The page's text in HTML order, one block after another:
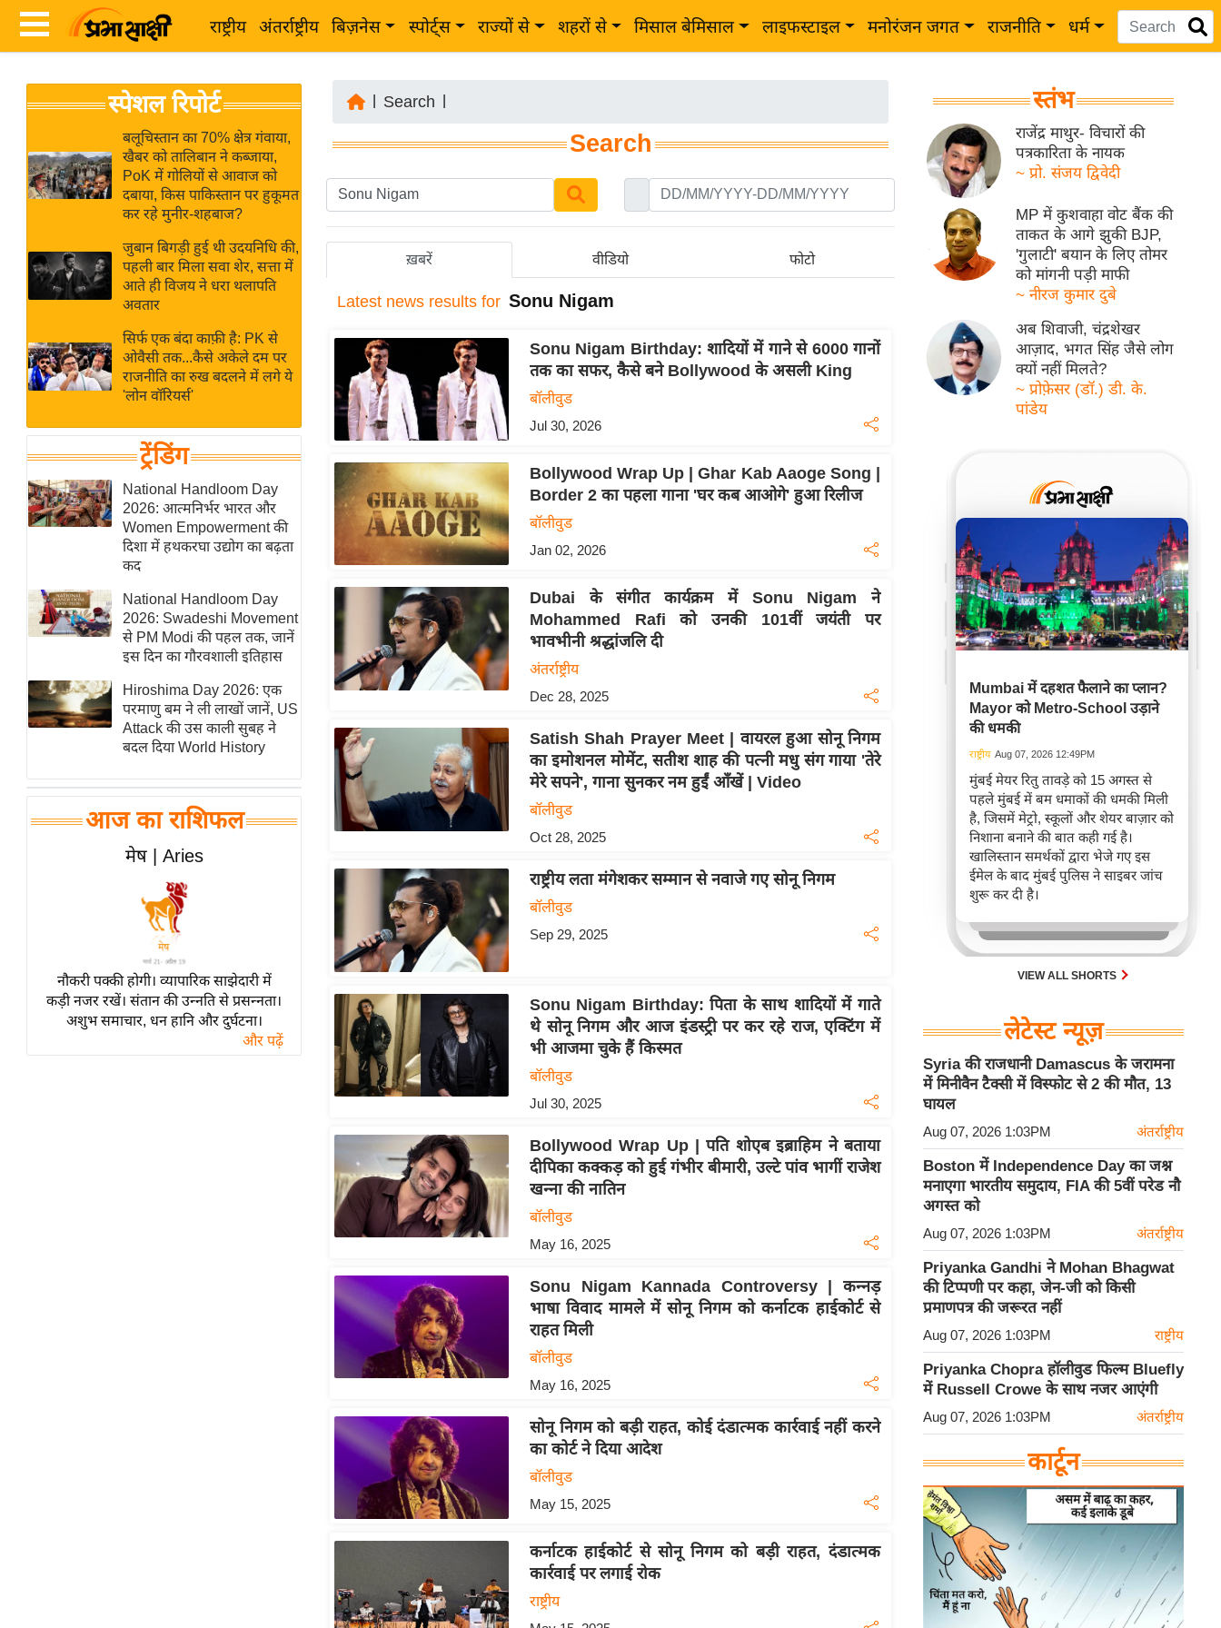
राष्ट्रीय अंतर्राष्ट्रीय बिज़नेस स्पोर्ट्स राज्यों से शहरों से मिसाल बेमिसाल लाइफस्टाइल मनोरंजन जगत राजनीति धर्म
News
Hindi
Hindi
Live
News in
Hindi
News
Hindi
Videos
ब
र
अंतर्राष्ट्रीय
बिज़नेस
उद्योग
विशेषज्ञ
राय
खेल
क्रिकेट
IPL
2026
मिसाल बेमिसाल
शख्सियत
यंग इंडिया
साहित्य जगत
ऑटो वर्ल्ड
न्यूज ब्रीफ
बॉलीवुड
हॉलीवुड
फिल्म समीक्षा
लाइफस्टाइल
टेक्नॉलॉजी
ब्यूटी/फैशन
घरेलू नुस्खे
स्पेशल रिपोर्ट
बलूचिस्तान का 70% क्षेत्र गंवाया,
खैबर को तालिबान ने कब्जाया,
PoK में गोलियों से आवाज को
दबाया, किस पाकिस्तान पर हुकूमत
कर रहे मुनीर-शहबाज?
जुबान बिगड़ी हुई थी उदयनिधि की,
पहली बार मिला सवा शेर, सत्ता में
आते ही विजय ने धरा थलापति
अवतार
सिर्फ एक बंदा काफ़ी है: PK से
ओवैसी तक...कैसे अकेले दम पर
राजनीति का रुख बदलने में लगे ये
'लोन वॉरियर्स'
ट्रेंडिंग
National Handloom Day
2026: आत्मनिर्भर भारत और
Women Empowerment की
दिशा में हथकरघा उद्योग का बढ़ता
कद
National Handloom Day
2026: Swadeshi Movement
से PM Modi की पहल तक, जानें
इस दिन का गौरवशाली इतिहास
Hiroshima Day 2026: एक
परमाणु बम ने ली लाखों जानें, US
Attack की उस काली सुबह ने
बदल दिया World History
आज का राशिफल
मेष | Aries
नौकरी पक्की होगी। व्यापारिक साझेदारी में
कड़ी नजर रखें। संतान की उन्नति से प्रसन्नता।
अशुभ समाचार, धन हानि और दुर्घटना।
और पढ़ें
Search
Search
ख़बरें वीडियो फोटो
Latest news results for Sonu Nigam
Sonu Nigam Birthday: शादियों में गाने से 6000 गानों
तक का सफर, कैसे बने Bollywood के असली King
बॉलीवुड
Jul 30, 2026
Bollywood Wrap Up | Ghar Kab Aaoge Song |
Border 2 का पहला गाना 'घर कब आओगे' हुआ रिलीज
बॉलीवुड
Jan 02, 2026
Dubai के संगीत कार्यक्रम में Sonu Nigam ने
Mohammed Rafi को उनकी 101वीं जयंती पर
भावभीनी श्रद्धांजलि दी
अंतर्राष्ट्रीय
Dec 28, 2025
Satish Shah Prayer Meet | वायरल हुआ सोनू निगम
का इमोशनल मोमेंट, सतीश शाह की पत्नी मधु संग गाया 'तेरे
मेरे सपने', गाना सुनकर नम हुईं आँखें | Video
बॉलीवुड
Oct 28, 2025
राष्ट्रीय लता मंगेशकर सम्मान से नवाजे गए सोनू निगम
बॉलीवुड
Sep 29, 2025
Sonu Nigam Birthday: पिता के साथ शादियों में गाते
थे सोनू निगम और आज इंडस्ट्री पर कर रहे राज, एक्टिंग में
भी आजमा चुके हैं किस्मत
बॉलीवुड
Jul 30, 2025
Bollywood Wrap Up | पति शोएब इब्राहिम ने बताया
दीपिका कक्कड़ को हुई गंभीर बीमारी, उल्टे पांव भागीं राजेश
खन्ना की नातिन
बॉलीवुड
May 16, 2025
Sonu Nigam Kannada Controversy | कन्नड़
भाषा विवाद मामले में सोनू निगम को कर्नाटक हाईकोर्ट से
राहत मिली
बॉलीवुड
May 16, 2025
सोनू निगम को बड़ी राहत, कोई दंडात्मक कार्रवाई नहीं करने
का कोर्ट ने दिया आदेश
बॉलीवुड
May 15, 2025
कर्नाटक हाईकोर्ट से सोनू निगम को बड़ी राहत, दंडात्मक
कार्रवाई पर लगाई रोक
राष्ट्रीय
स्तंभ
राजेंद्र माथुर- विचारों की
पत्रकारिता के नायक
~ प्रो. संजय द्विवेदी
MP में कुशवाहा वोट बैंक की
ताकत के आगे झुकी BJP,
'गुलाटी' बयान के लिए तोमर
को मांगनी पड़ी माफी
~ नीरज कुमार दुबे
अब शिवाजी, चंद्रशेखर
आज़ाद, भगत सिंह जैसे लोग
क्यों नहीं मिलते?
~ प्रोफ़ेसर (डॉ.) डी. के.
पांडेय
Mumbai में दहशत फैलाने का प्लान?
Mayor को Metro-School उड़ाने
की धमकी
राष्ट्रीय Aug 07, 2026 12:49PM
मुंबई मेयर रितु तावड़े को 15 अगस्त से
पहले मुंबई में बम धमाकों की धमकी मिली
है, जिसमें मेट्रो, स्कूलों और शेयर बाज़ार को
निशाना बनाने की बात कही गई है।
खालिस्तान समर्थकों द्वारा भेजे गए इस
ईमेल के बाद मुंबई पुलिस ने साइबर जांच
शुरू कर दी है।
VIEW ALL SHORTS
लेटेस्ट न्यूज़
Syria की राजधानी Damascus के जरामना
में मिनीवैन टैक्सी में विस्फोट से 2 की मौत, 13
घायल
Aug 07, 2026 1:03PM अंतर्राष्ट्रीय
Boston में Independence Day का जश्न
मनाएगा भारतीय समुदाय, FIA की 5वीं परेड नौ
अगस्त को
Aug 07, 2026 1:03PM अंतर्राष्ट्रीय
Priyanka Gandhi ने Mohan Bhagwat
की टिप्पणी पर कहा, जेन-जी को किसी
प्रमाणपत्र की जरूरत नहीं
Aug 07, 2026 1:03PM राष्ट्रीय
Priyanka Chopra हॉलीवुड फिल्म Bluefly
में Russell Crowe के साथ नजर आएंगी
Aug 07, 2026 1:03PM अंतर्राष्ट्रीय
कार्टून